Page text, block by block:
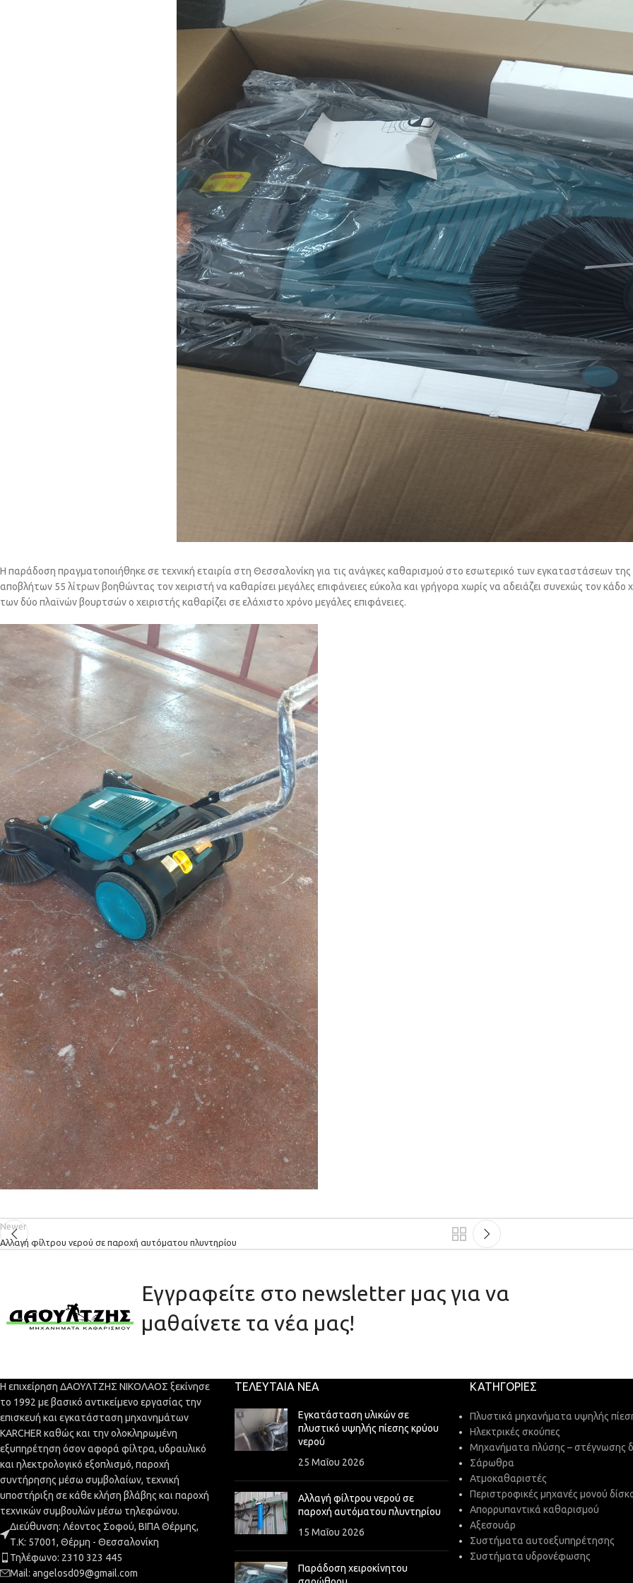
Η παράδοση πραγματοποιήθηκε σε τεχνική εταιρία στη Θεσσαλονίκη για τις ανάγκες καθαρισμού στο εσωτερικό των εγκαταστάσεων της
αποβλήτων 55 λίτρων βοηθώντας τον χειριστή να καθαρίσει μεγάλες επιφάνειες εύκολα και γρήγορα χωρίς να αδειάζει συνεχώς τον
των δύο πλαϊνών βουρτσών ο χειριστής καθαρίζει σε ελάχιστο χρόνο μεγάλες επιφάνειες.
Newer
Αλλαγή φίλτρου νερού σε παροχή αυτόματου πλυντηρίου
Εγγραφείτε στο newsletter μας για να
μαθαίνετε τα νέα μας!
Η επιχείρηση ΔΑΟΥΛΤΖΗΣ ΝΙΚΟΛΑΟΣ ξεκίνησε
το 1992 με βασικό αντικείμενο εργασίας την
επισκευή και εγκατάσταση μηχανημάτων
KARCHER καθώς και την ολοκληρωμένη
εξυπηρέτηση όσον αφορά φίλτρα, υδραυλικό
και ηλεκτρολογικό εξοπλισμό, παροχή
συντήρησης μέσω συμβολαίων, τεχνική
υποστήριξη σε κάθε κλήση βλάβης και παροχή
τεχνικών συμβουλών μέσω τηλεφώνου.
Διεύθυνση: Λέοντος Σοφού, ΒΙΠΑ Θέρμης,
Τ.Κ: 57001, Θέρμη - Θεσσαλονίκη
Τηλέφωνο: 2310 323 445
Mail: angelosd09@gmail.com
ΤΕΛΕΥΤΑΊΑ ΝΈΑ
Εγκατάσταση υλικών σε
πλυστικό υψηλής πίεσης κρύου
νερού
25 Μαΐου 2026
Αλλαγή φίλτρου νερού σε
παροχή αυτόματου πλυντηρίου
15 Μαΐου 2026
Παράδοση χειροκίνητου
ΚΑΤΗΓΟΡΊΕΣ
Πλυστικά μηχανήματα υψηλής
Ηλεκτρικές σκούπες
Μηχανήματα πλύσης – στέγνωσης
Σάρωθρα
Ατμοκαθαριστές
Περιστροφικές μηχανές μονού
Απορρυπαντικά καθαρισμού
Αξεσουάρ
Συστήματα αυτοεξυπηρέτησης
Συστήματα υδρονέφωσης